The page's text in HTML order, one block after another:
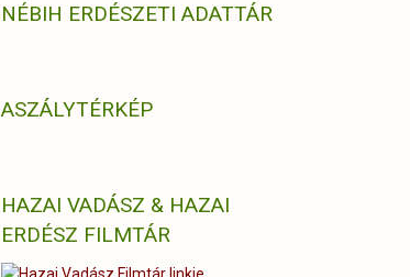
NÉBIH ERDÉSZETI ADATTÁR
ASZÁLYTÉRKÉP
HAZAI VADÁSZ & HAZAI
ERDÉSZ FILMTÁR